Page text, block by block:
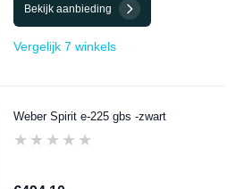
Bekijk aanbieding
Vergelijk 7 winkels
Weber Spirit e-225 gbs -zwart
★★★★★
★★★★★